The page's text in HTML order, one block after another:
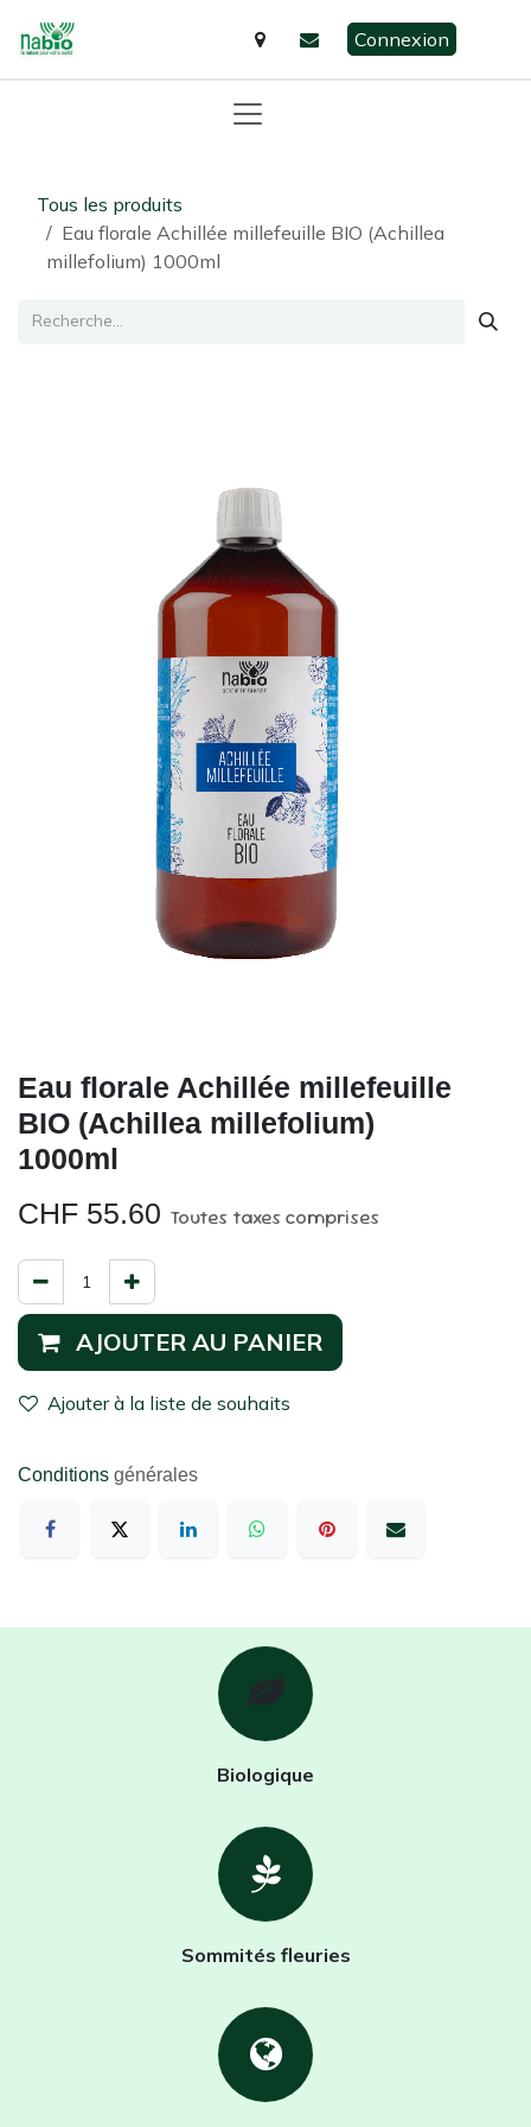
Connexion
Tous les produits
Eau florale Achillée millefeuille BIO (Achillea
millefolium) 1000ml
Eau florale Achillée millefeuille
BIO (Achillea millefolium)
1000ml
CHF 55.60 Toutes taxes comprises
AJOUTER AU PANIER
Ajouter à la liste de souhaits
Conditions générales
Biologique
Sommités fleuries